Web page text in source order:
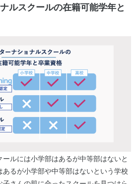
ルスクールの在籍可能学年と
ルには小学部はあるが中等部はないと
るが小学部や中等部はないという学校